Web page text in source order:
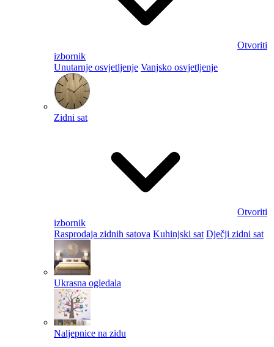
Otvoriti
izbornik
Unutarnje osvjetljenje Vanjsko osvjetljenje
Zidni sat
Otvoriti
izbornik
Rasprodaja zidnih satova Kuhinjski sat Dječji zidni sat
Ukrasna ogledala
Naljepnice na zidu